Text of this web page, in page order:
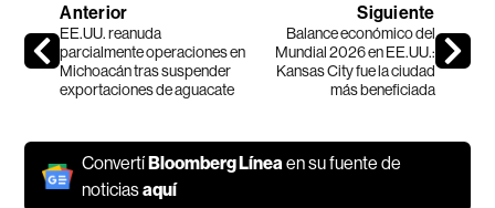
Anterior
EE.UU. reanuda
parcialmente operaciones en
Michoacán tras suspender
exportaciones de aguacate
Siguiente
Balance económico del
Mundial 2026 en EE.UU.:
Kansas City fue la ciudad
más beneficiada
ConvertíBloomberg Líneaen su fuente de
noticiasaquí